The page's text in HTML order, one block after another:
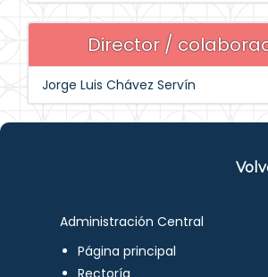
Director /
Jorge Luis Chávez Servín
Administración Central
Página principal
Rectoría